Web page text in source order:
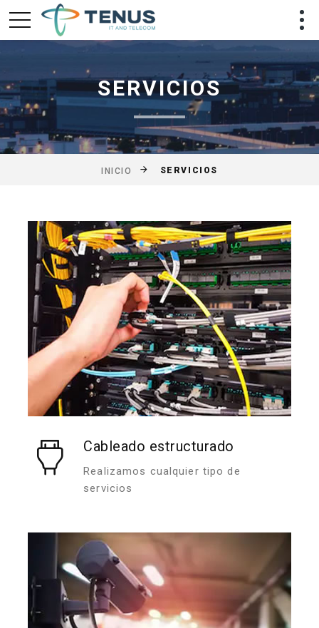
SERVICIOS
INICIO SERVICIOS
Cableado estructurado
Realizamos cualquier tipo de
servicios